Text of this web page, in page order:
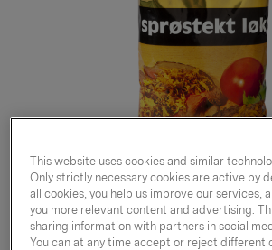
This website uses cookies and similar
Only strictly necessary cookies are active by
all cookies, you help us improve our services,
you more relevant content and advertising.
sharing information with partners in social
You can at any time accept or reject different